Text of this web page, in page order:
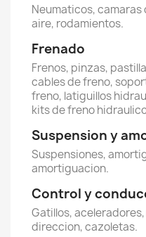
Neumaticos, camaras
aire, rodamientos.
Frenado
Frenos, pinzas,
cables de freno,
freno, latiguillos
kits de freno
Suspension y
Suspensiones,
amortiguacion.
Control y
Gatillos,
direccion, cazoletas.